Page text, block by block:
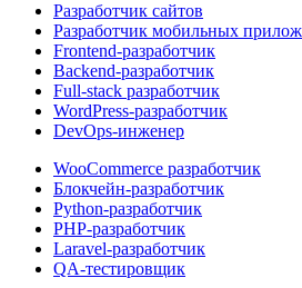
Разработчик сайтов
Разработчик мобильных
Frontend-разработчик
Backend-разработчик
Full-stack разработчик
WordPress-разработчик
DevOps-инженер
WooCommerce разработчик
Блокчейн-разработчик
Python-разработчик
PHP-разработчик
Laravel-разработчик
QA-тестировщик